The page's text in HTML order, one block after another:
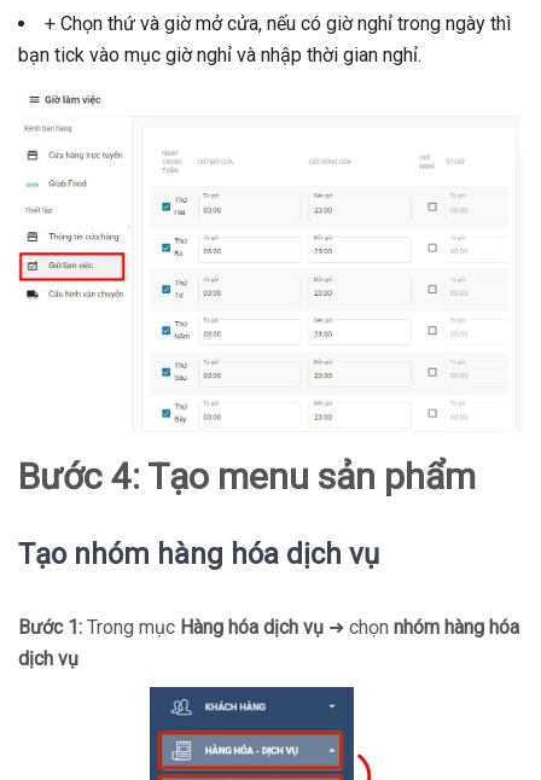
+ Chọn thứ và giờ mở cửa, nếu có giờ nghỉ trong ngày thì
bạn tick vào mục giờ nghỉ và nhập thời gian nghỉ.
Bước 4: Tạo menu sản phẩm
Tạo nhóm hàng hóa dịch vụ
Bước 1: Trong mục Hàng hóa dịch vụ ➜ chọn nhóm hàng hóa
dịch vụ